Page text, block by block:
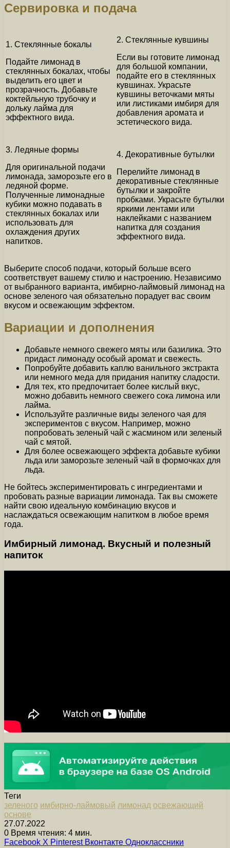
Сервировка и подача
1. Стеклянные бокалы
Подайте лимонад в
стеклянных бокалах, чтобы
выделить его цвет и
прозрачность. Добавьте
коктейльную трубочку и
дольку лайма для
эффектного вида.
2. Стеклянные кувшины
Если вы готовите лимонад
для большой компании,
подайте его в стеклянных
кувшинах. Украсьте
кувшины веточками мяты
или листиками имбиря для
добавления аромата и
эстетического вида.
3. Ледяные формы
Для оригинальной подачи
лимонада, заморозьте его в
ледяной форме.
Полученные лимонадные
кубики можно подавать в
стеклянных бокалах или
использовать для
охлаждения других
напитков.
4. Декоративные бутылки
Перелийте лимонад в
декоративные стеклянные
бутылки и закройте
пробками. Украсьте бутылки
яркими лентами или
наклейками с названием
напитка для создания
эффектного вида.
Выберите способ подачи, который больше всего
соответствует вашему стилю и настроению. Независимо
от выбранного варианта, имбирно-лаймовый лимонад на
основе зеленого чая обязательно порадует вас своим
вкусом и освежающим эффектом.
Вариации и дополнения
Добавьте немного свежего мяты или базилика. Это
придаст лимонаду особый аромат и свежесть.
Попробуйте добавить каплю ванильного экстракта
или немного меда для придания напитку сладости.
Для тех, кто предпочитает более кислый вкус,
можно добавить немного свежего сока лимона или
лайма.
Используйте различные виды зеленого чая для
экспериментов с вкусом. Например, можно
попробовать зеленый чай с жасмином или зеленый
чай с мятой.
Для более освежающего эффекта добавьте кубики
льда или заморозьте зеленый чай в формочках для
льда.
Не бойтесь экспериментировать с ингредиентами и
пробовать разные вариации лимонада. Так вы сможете
найти свою идеальную комбинацию вкусов и
наслаждаться освежающим напитком в любое время
года.
Имбирный лимонад. Вкусный и полезный
напиток
Теги
зеленого имбирно-лаймовый лимонад освежающий
основе
27.07.2022
0 Время чтения: 4 мин.
Facebook X Pinterest Вконтакте Одноклассники